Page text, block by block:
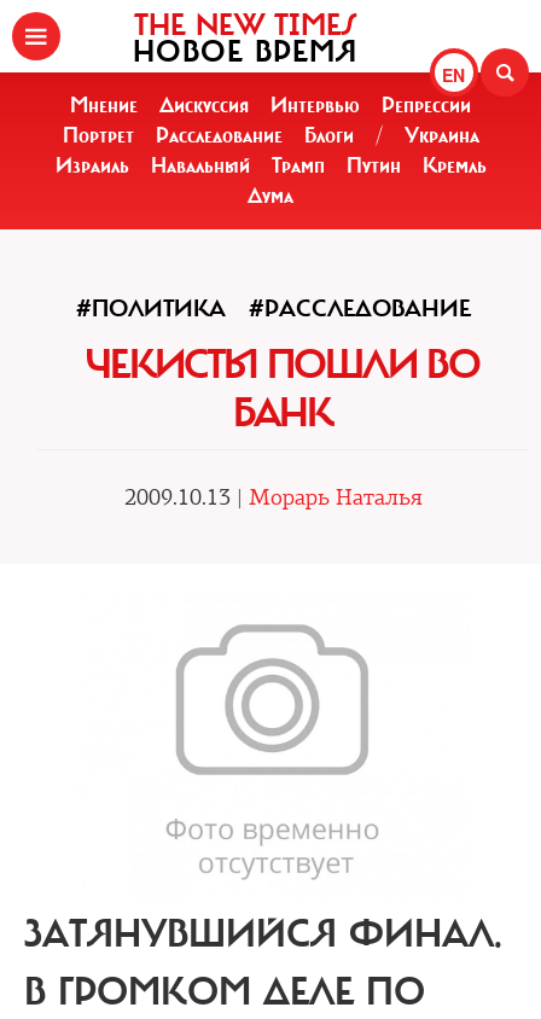
EN
THE NEW TIMES
НОВОЕ ВРЕМЯ
Мнение Дискуссия Интервью
Репрессии
Портрет
Расследование Блоги /
Украина
Израиль
Навальный Трамп Путин
Кремль
Дума
#ПОЛИТИКА #РАССЛЕДОВАНИЕ
ЧЕКИСТЫ ПОШЛИ ВО
БАНК
2009.10.13 | Морарь Наталья
ЗАТЯНУВШИЙСЯ ФИНАЛ.
В ГРОМКОМ ДЕЛЕ ПО